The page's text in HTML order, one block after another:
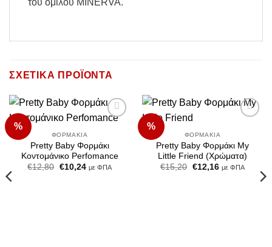
ΣΧΕΤΙΚΆ ΠΡΟΪΌΝΤΑ
%
ΦΟΡΜΆΚΙΑ
Pretty Baby Φορμάκι
Κοντομάνικο Perfomance
€12,80 Original
€10,24Ημε ΦΠΑ
%
ΦΟΡΜΆΚΙΑ
Pretty Baby Φορμάκι My
Little Friend (Χρώματα)
€15,20 Original
€12,16Ημε ΦΠΑ